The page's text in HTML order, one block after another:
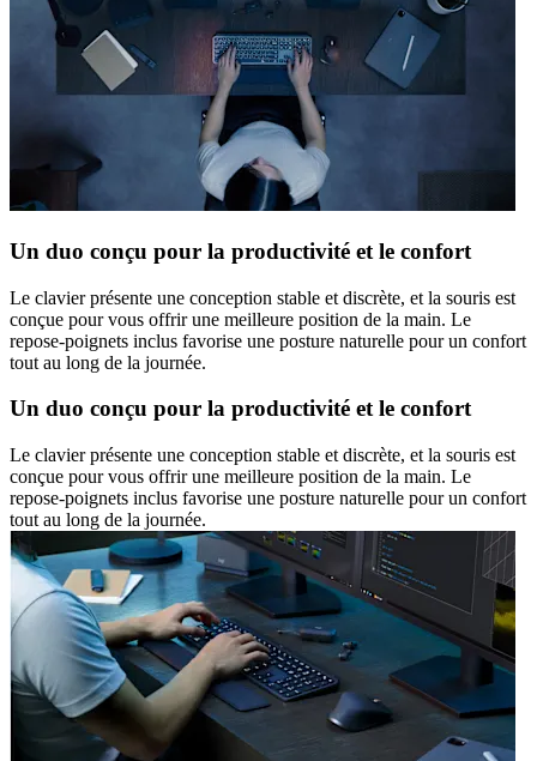
Un duo conçu pour la productivité et le confort
Le clavier présente une conception stable et discrète, et la souris est
conçue pour vous offrir une meilleure position de la main. Le
repose-poignets inclus favorise une posture naturelle pour un confort
tout au long de la journée.
Un duo conçu pour la productivité et le confort
Le clavier présente une conception stable et discrète, et la souris est
conçue pour vous offrir une meilleure position de la main. Le
repose-poignets inclus favorise une posture naturelle pour un confort
tout au long de la journée.